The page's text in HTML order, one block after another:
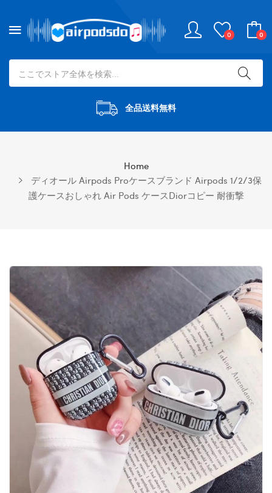
0 0
全品送料無料
Home
ディオール Airpods Proケースブランド Airpods 1/2/3保
護ケースおしゃれ Air Pods ケースDiorコピー 耐衝撃